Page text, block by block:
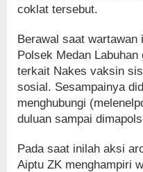
coklat tersebut.
Berawal saat
Polsek Medan
terkait Nakes vaksin
sosial. Sesampainya
menghubungi
duluan sampai
Pada saat inilah aksi
Aiptu ZK menghampiri